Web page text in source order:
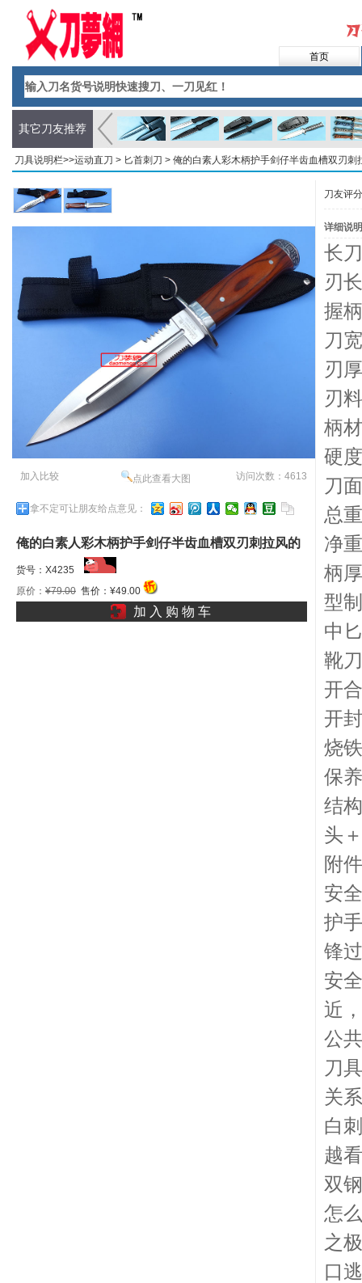
首页
其它刀友推荐
刀具说明栏>>运动直刀 > 匕首刺刀 > 俺的白素人彩木柄护手剑仔半齿血槽双刃
加入比较 点此查看大图 访问次数：4613
拿不定可让朋友给点意见：
俺的白素人彩木柄护手剑仔半齿血槽双刃刺拉风的
风过了无痕经典的越看越有味R
货号：X4235
原价： ¥79.00 售价：¥49.00
加 入 购 物 车
刀友评
详细说明
长
刃
握
刀
刃
刃
柄
硬
刀
总
净
柄
型
中
靴
开
开
烧
保
结
头
附
安
护
锋
安
近
公
刀
关
白
越
双
怎
之
口